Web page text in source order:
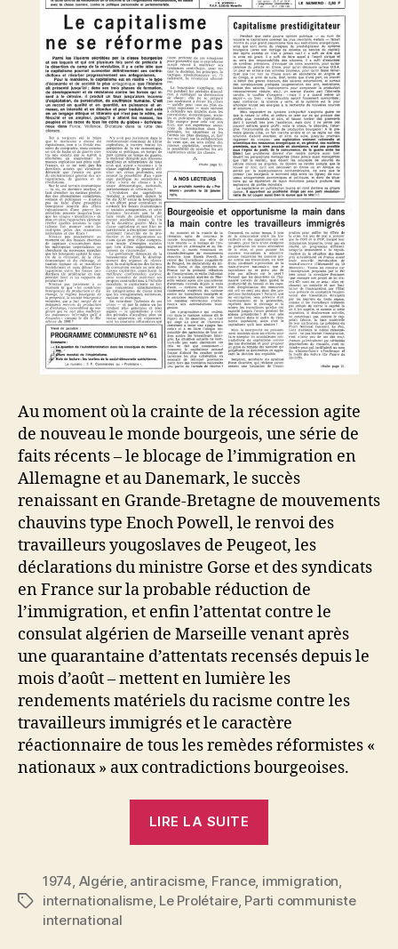
Au moment où la crainte de la récession agite
de nouveau le monde bourgeois, une série de
faits récents – le blocage de l’immigration en
Allemagne et au Danemark, le succès
renaissant en Grande-Bretagne de mouvements
chauvins type Enoch Powell, le renvoi des
travailleurs yougoslaves de Peugeot, les
déclarations du ministre Gorse et des syndicats
en France sur la probable réduction de
l’immigration, et enfin l’attentat contre le
consulat algérien de Marseille venant après
une quarantaine d’attentats recensés depuis le
mois d’août – mettent en lumière les
rendements matériels du racisme contre les
travailleurs immigrés et le caractère
réactionnaire de tous les remèdes réformistes «
nationaux » aux contradictions bourgeoises.
LIRE LA SUITE
la
main
Étiquettes
1974 Algérie, antiracisme, France, immigration
internationalisme, Le Prolétaire, Parti communiste
international